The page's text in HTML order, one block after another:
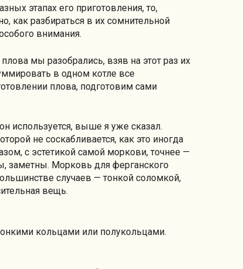
этапах его приготовления, то,
как разбираться в их сомнительной
внимания.
мы разобрались, взяв на этот раз их
в одном котле все
плова, подготовим сами
используется, выше я уже сказал.
не соскабливается, как это иногда
с эстетикой самой моркови, точнее —
заметны. Морковь для ферганского
случаев — тонкой соломкой,
вещь.
кольцами или полукольцами.